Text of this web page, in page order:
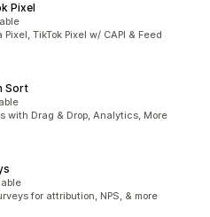
Pixel
TikTok Pixel w/ CAPI & Feed
Sort
with Drag & Drop, Analytics, More
for attribution, NPS, & more